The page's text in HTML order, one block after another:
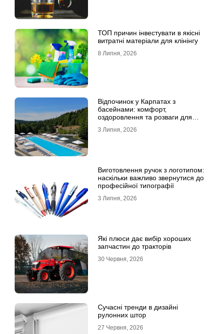
ТОП причин інвестувати в якісні
витратні матеріали для клінінгу
8 Липня, 2026
Відпочинок у Карпатах з
басейнами: комфорт,
оздоровлення та розваги для
3 Липня, 2026
Виготовлення ручок з логотипом:
наскільки важливо звернутися до
професійної типографії
3 Липня, 2026
Які плюси дає вибір хороших
запчастин до тракторів
30 Червня, 2026
Сучасні тренди в дизайні
рулонних штор
27 Червня, 2026